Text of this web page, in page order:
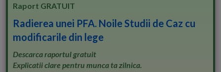
Raport GRATUIT
Radierea unei PFA. Noile Studii de Caz cu
modificarile din lege
Descarca raportul gratuit
Explicatii clare pentru munca ta zilnica.